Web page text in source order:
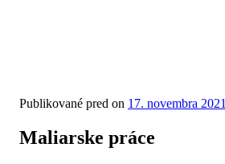
Publikované pred on 17. novembra 2021
Maliarske práce